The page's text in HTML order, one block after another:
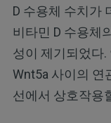
D 수용체 수치가
비타민 D 수용체
성이 제기되었다
Wnt5a 사이의 연
선에서 상호작용